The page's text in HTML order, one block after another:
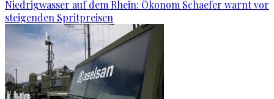
Niedrigwasser auf dem Rhein: Ökonom Schaefer warnt vor
steigenden Spritpreisen